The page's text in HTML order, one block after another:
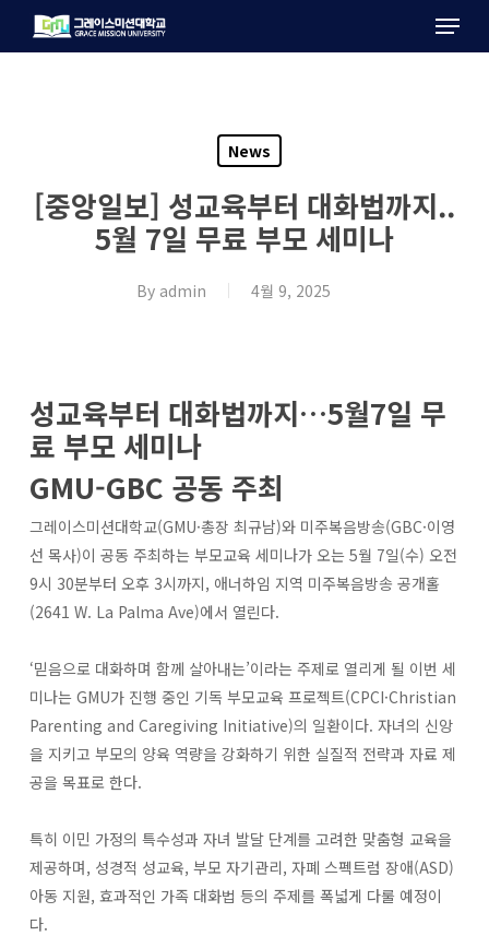
Menu
News
[중앙일보] 성교육부터 대화법까지..
5월 7일 무료 부모 세미나
By admin 4월 9, 2025
성교육부터 대화법까지…5월7일 무
료 부모 세미나
GMU-GBC 공동 주최
그레이스미션대학교(GMU·총장 최규남)와 미주복음방송(GBC·이영
선 목사)이 공동 주최하는 부모교육 세미나가 오는 5월 7일(수) 오전
9시 30분부터 오후 3시까지, 애너하임 지역 미주복음방송 공개홀
(2641 W. La Palma Ave)에서 열린다.
‘믿음으로 대화하며 함께 살아내는’이라는 주제로 열리게 될 이번 세
미나는 GMU가 진행 중인 기독 부모교육 프로젝트(CPCI·Christian
Parenting and Caregiving Initiative)의 일환이다. 자녀의 신앙
을 지키고 부모의 양육 역량을 강화하기 위한 실질적 전략과 자료 제
공을 목표로 한다.
특히 이민 가정의 특수성과 자녀 발달 단계를 고려한 맞춤형 교육을
제공하며, 성경적 성교육, 부모 자기관리, 자폐 스펙트럼 장애(ASD)
아동 지원, 효과적인 가족 대화법 등의 주제를 폭넓게 다룰 예정이
다.